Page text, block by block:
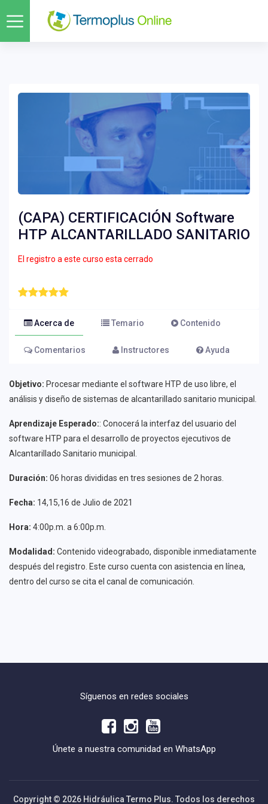
(CAPA) CERTIFICACIÓN Software
HTP ALCANTARILLADO SANITARIO
El registro a este curso esta cerrado
Acerca de Temario Contenido
Comentarios Instructores Ayuda
Objetivo: Procesar mediante el software HTP de uso libre, el
análisis y diseño de sistemas de alcantarillado sanitario municipal.
Aprendizaje Esperado:: Conocerá la interfaz del usuario del
software HTP para el desarrollo de proyectos ejecutivos de
Alcantarillado Sanitario municipal.
Duración: 06 horas divididas en tres sesiones de 2 horas.
Fecha: 14,15,16 de Julio de 2021
Hora: 4:00p.m. a 6:00p.m.
Modalidad: Contenido videograbado, disponible inmediatamente
después del registro. Este curso cuenta con asistencia en línea,
dentro del curso se cita el canal de comunicación.
Síguenos en redes sociales
Únete a nuestra comunidad en WhatsApp
Copyright © 2026 Hidráulica Termo Plus. Todos los derechos